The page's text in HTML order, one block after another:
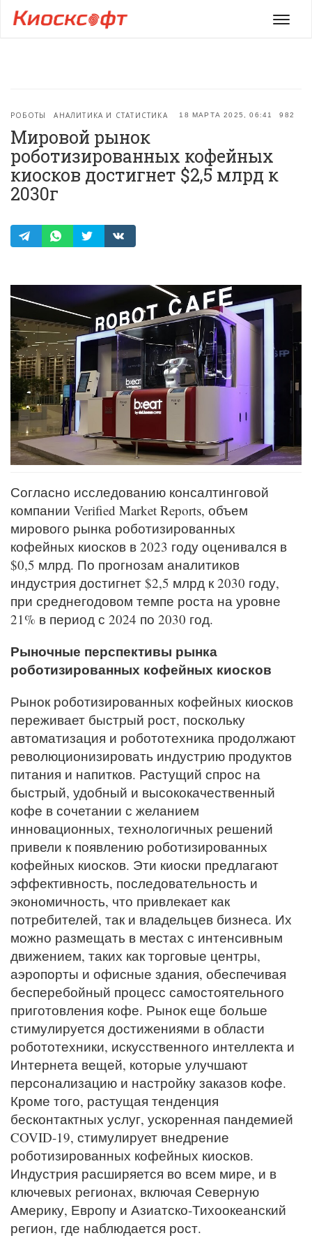
Меню
18 МАРТА 2025, 06:41 982
РОБОТЫ АНАЛИТИКА И СТАТИСТИКА
Мировой рынок
роботизированных кофейных
киосков достигнет $2,5 млрд к
2030г
Согласно исследованию консалтинговой
компании Verified Market Reports, объем
мирового рынка роботизированных
кофейных киосков в 2023 году оценивался в
$0,5 млрд. По прогнозам аналитиков
индустрия достигнет $2,5 млрд к 2030 году,
при среднегодовом темпе роста на уровне
21% в период с 2024 по 2030 год.
Рыночные перспективы рынка
роботизированных кофейных киосков
Рынок роботизированных кофейных киосков
переживает быстрый рост, поскольку
автоматизация и робототехника продолжают
революционизировать индустрию продуктов
питания и напитков. Растущий спрос на
быстрый, удобный и высококачественный
кофе в сочетании с желанием
инновационных, технологичных решений
привели к появлению роботизированных
кофейных киосков. Эти киоски предлагают
эффективность, последовательность и
экономичность, что привлекает как
потребителей, так и владельцев бизнеса. Их
можно размещать в местах с интенсивным
движением, таких как торговые центры,
аэропорты и офисные здания, обеспечивая
бесперебойный процесс самостоятельного
приготовления кофе. Рынок еще больше
стимулируется достижениями в области
робототехники, искусственного интеллекта и
Интернета вещей, которые улучшают
персонализацию и настройку заказов кофе.
Кроме того, растущая тенденция
бесконтактных услуг, ускоренная пандемией
COVID-19, стимулирует внедрение
роботизированных кофейных киосков.
Индустрия расширяется во всем мире, и в
ключевых регионах, включая Северную
Америку, Европу и Азиатско-Тихоокеанский
регион, где наблюдается рост.